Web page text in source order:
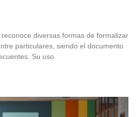
diversas formas de formalizar
particulares, siendo el documento
Su uso